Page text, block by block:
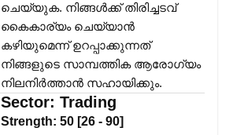
ചെയ്യുക. നിങ്ങൾക്ക് തിരിച്ചടവ്
കൈകാര്യം ചെയ്യാൻ
കഴിയുമെന്ന് ഉറപ്പാക്കുന്നത്
നിങ്ങളുടെ സാമ്പത്തിക ആരോഗ്യം
നിലനിർത്താൻ സഹായിക്കും.
Sector: Trading
Strength: 50 [26 - 90]